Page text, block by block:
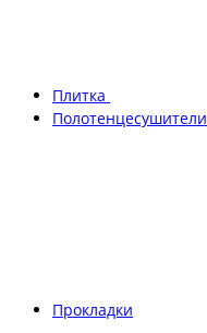
Плитка
Полотенцесушители
Прокладки